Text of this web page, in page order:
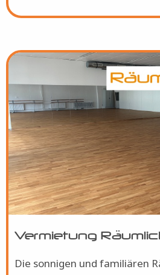
Bild
Vermietung
Die sonnigen und familiären